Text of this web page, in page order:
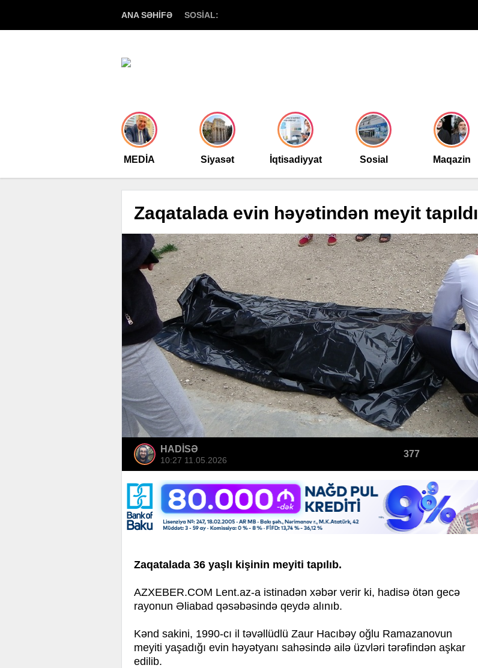
ANA SƏHİFƏ SOSİAL:
MEDİA Siyasət İqtisadiyyat Sosial Maqazin
Zaqatalada evin həyətindən meyit tapıldı
HADİSƏ
10:27 11.05.2026
377
Zaqatalada 36 yaşlı kişinin meyiti tapılıb.
AZXEBER.COM Lent.az-a istinadən xəbər verir ki, hadisə ötən gecə
rayonun Əliabad qəsəbəsində qeydə alınıb.
Kənd sakini, 1990-cı il təvəllüdlü Zaur Hacıbəy oğlu Ramazanovun
meyiti yaşadığı evin həyətyanı sahəsində ailə üzvləri tərəfindən aşkar
edilib.